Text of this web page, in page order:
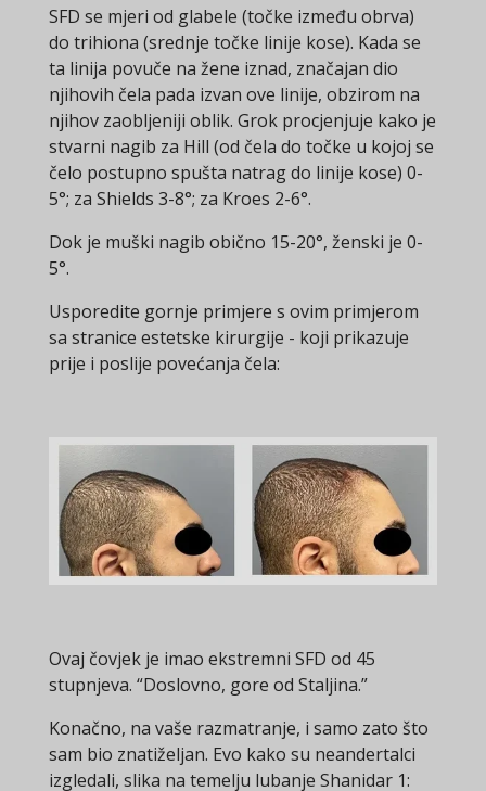
SFD se mjeri od glabele (točke između obrva)
do trihiona (srednje točke linije kose). Kada se
ta linija povuče na žene iznad, značajan dio
njihovih čela pada izvan ove linije, obzirom na
njihov zaobljeniji oblik. Grok procjenjuje kako je
stvarni nagib za Hill (od čela do točke u kojoj se
čelo postupno spušta natrag do linije kose) 0-
5°; za Shields 3-8°; za Kroes 2-6°.
Dok je muški nagib obično 15-20°, ženski je 0-
5°.
Usporedite gornje primjere s ovim primjerom
sa stranice estetske kirurgije - koji prikazuje
prije i poslije povećanja čela:
Ovaj čovjek je imao ekstremni SFD od 45
stupnjeva. “Doslovno, gore od Staljina.”
Konačno, na vaše razmatranje, i samo zato što
sam bio znatiželjan. Evo kako su neandertalci
izgledali, slika na temelju lubanje Shanidar 1: